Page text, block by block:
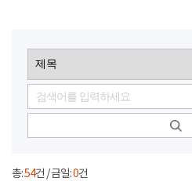
총:54건 / 금일:0건